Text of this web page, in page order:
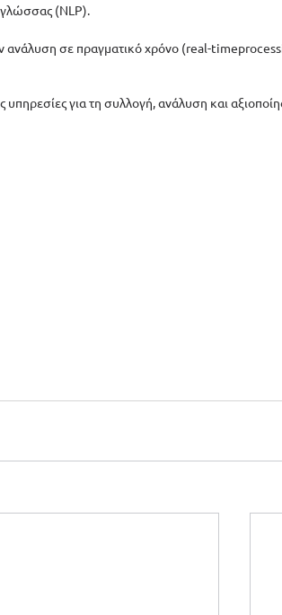
γλώσσας (NLP).
σε πραγματικό χρόνο (real-
για τη συλλογή, ανάλυση και